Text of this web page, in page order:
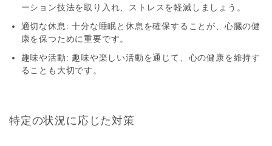
ーション技法を取り入れ、ストレスを軽減しましょう。
適切な休息 : 十分な睡眠と休息を確保することが、心臓の健
康を保つために重要です。
趣味や活動: 趣味や楽しい活動を通じて、心の健康を維持す
ることも大切です。
特定の状況に応じた対策